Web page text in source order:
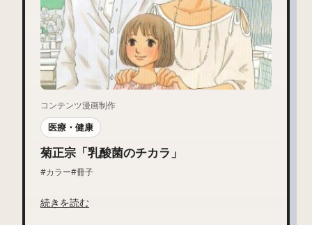
コンテンツ漫画制作
医療・健康
菊正宗「乳酸菌のチカラ」
#カラー#冊子
続きを読む